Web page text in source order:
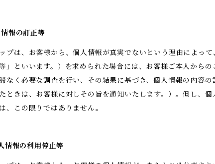
報の訂正等
プは、お客様から、個人情報が真実でないという理由によっ
等」といいます。）を求められた場合には、お客様ご本人から
なく必要な調査を行い、その結果に基づき、個人情報の内容
ときは、お客様に対しその旨を通知いたします。）。但し、
、この限りではありません。
情報の利用停止等